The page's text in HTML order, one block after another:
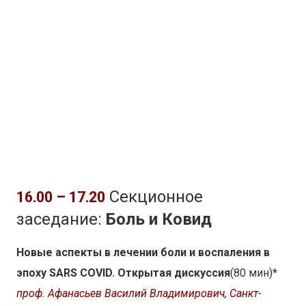
16.00 – 17.20 Секционное
заседание: Боль и Ковид
Новые аспекты в лечении боли и воспаления в
эпоху SARS COVID. Открытая дискуссия(80 мин)*
проф. Афанасьев Василий Владимирович, Санкт-